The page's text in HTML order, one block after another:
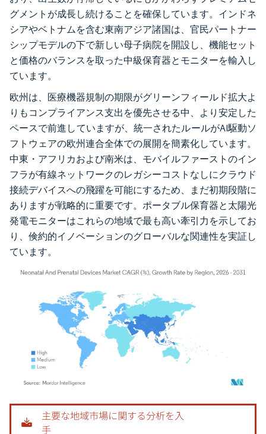
グメントが成長し続けることを確保しています。インドネ
シアやベトナムを含む東南アジア諸国は、官民パートナー
シップモデルの下で新しい母子病院を開設し、機能セット
と価格のバランスを取った中級保育器とモニターを輸入し
ています。
欧州は、医療機器規制の期限がグリーンフィールド拡大よ
りもコンプライアンス支出を優先させる中、より安定した
ペースで前進していますが、統一されたルールがAI駆動ソ
フトウェアの欧州連合全体での展開を簡素化しています。
中東・アフリカおよび南米は、モバイルファーストのイン
フラが有線ネットワークのレガシーコストなしにクラウド
接続デバイスへの飛躍を可能にするため、まだ初期段階に
ありますが戦略的に重要です。ポータブル保育器と太陽光
発電モニターはこれらの地域で最も高い牽引力を示してお
り、倹約的イノベーションのグローバルな関連性を実証し
ています。
画像 © Mordor Intelligence。再利用にはCC BY 4.0の表示が必要です。